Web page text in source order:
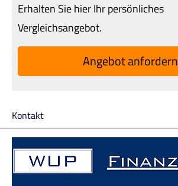
Erhalten Sie hier Ihr persönliches
Vergleichsangebot.
An­ge­bot an­for­dern
Kontakt